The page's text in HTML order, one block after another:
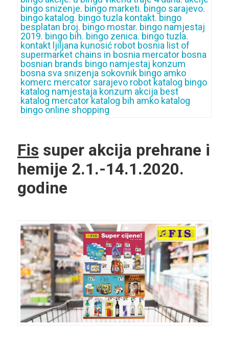
Fis super akcija prehrane i
hemije 2.1.-14.1.2020.
godine